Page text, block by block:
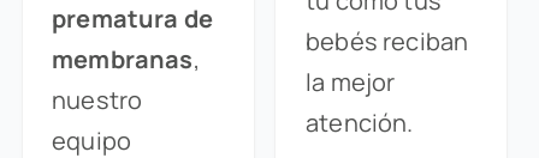
prematura de
membranas,
nuestro
equipo
bebés reciban
la mejor
atención.